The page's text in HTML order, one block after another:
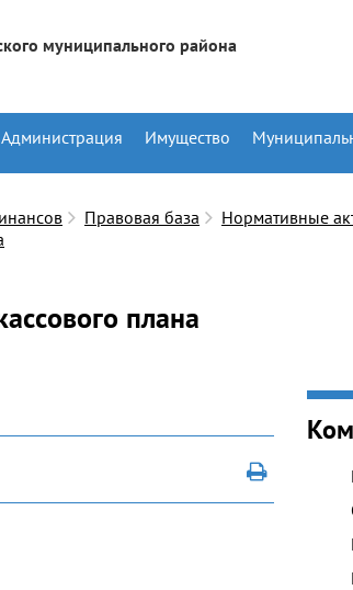
муниципального района
Администрация Имущество
Правовая база
Нормативные
плана